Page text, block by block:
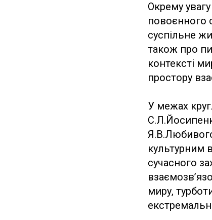
Окрему
повоєнного
суспільне
також про
контексті
простору
У межах
культурним
сучасного
миру,